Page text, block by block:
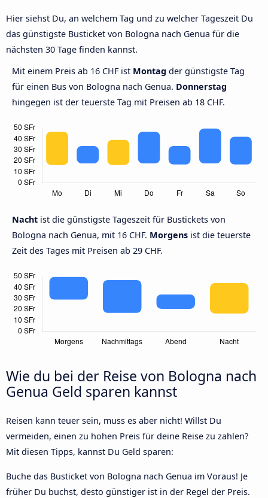
Hier siehst Du, an welchem Tag und zu welcher Tageszeit Du
das günstigste Busticket von Bologna nach Genua für die
nächsten 30 Tage finden kannst.
Mit einem Preis ab 16 CHF ist Montag der günstigste Tag
für einen Bus von Bologna nach Genua. Donnerstag
hingegen ist der teuerste Tag mit Preisen ab 18 CHF.
Nacht ist die günstigste Tageszeit für Bustickets von
Bologna nach Genua, mit 16 CHF. Morgens ist die teuerste
Zeit des Tages mit Preisen ab 29 CHF.
Wie du bei der Reise von Bologna nach
Genua Geld sparen kannst
Reisen kann teuer sein, muss es aber nicht! Willst Du
vermeiden, einen zu hohen Preis für deine Reise zu zahlen?
Mit diesen Tipps, kannst Du Geld sparen:
Buche das Busticket von Bologna nach Genua im Voraus! Je
früher Du buchst, desto günstiger ist in der Regel der Preis.